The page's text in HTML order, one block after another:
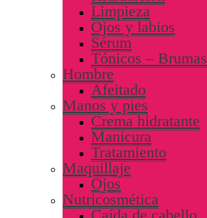
Limpieza
Ojos y labios
Sérum
Tónicos – Brumas
Hombre
Afeitado
Manos y pies
Crema hidratante
Manicura
Tratamiento
Maquillaje
Ojos
Nutricosmética